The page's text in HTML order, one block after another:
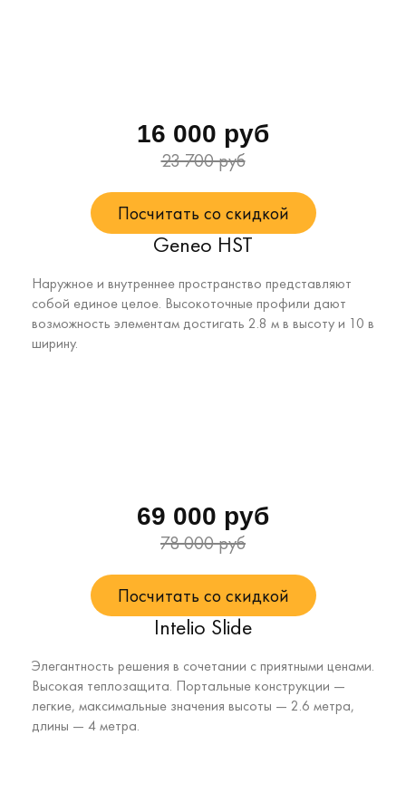
16 000 руб
23 700 руб
Посчитать со скидкой
Geneo HST
Наружное и внутреннее пространство представляют
собой единое целое. Высокоточные профили дают
возможность элементам достигать 2.8 м в высоту и 10 в
ширину.
69 000 руб
78 000 руб
Посчитать со скидкой
Intelio Slide
Элегантность решения в сочетании с приятными ценами.
Высокая теплозащита. Портальные конструкции —
легкие, максимальные значения высоты — 2.6 метра,
длины — 4 метра.